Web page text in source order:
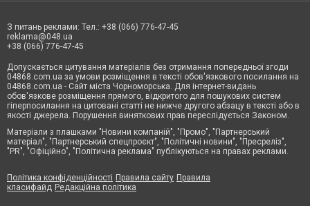
З питань реклами: Тел.: +38 (066) 776-47-45
reklama@048.ua
+38 (066) 776-47-45
Допускається цитування матеріалів без отримання попередньої згоди
04868.com.ua за умови розміщення в тексті обов'язкового посилання на
04868.com.ua - Сайт міста Чорноморська. Для інтернет-видань
обов'язкове розміщення прямого, відкритого для пошукових систем
гіперпосилання на цитовані статті не нижче другого абзацу в тексті або в
якості джерела. Порушення виняткових прав переслідується Законом.
Матеріали з плашками "Новини компаній", "Промо", "Партнерський
матеріал", "Партнерський спецпроєкт", "Політичні новини", "Пресреліз",
"PR", "Офіційно", "Політична реклама" публікуються на правах реклами.
Політика конфіденційності Правила сайту Правила
класифайд Редакційна політика